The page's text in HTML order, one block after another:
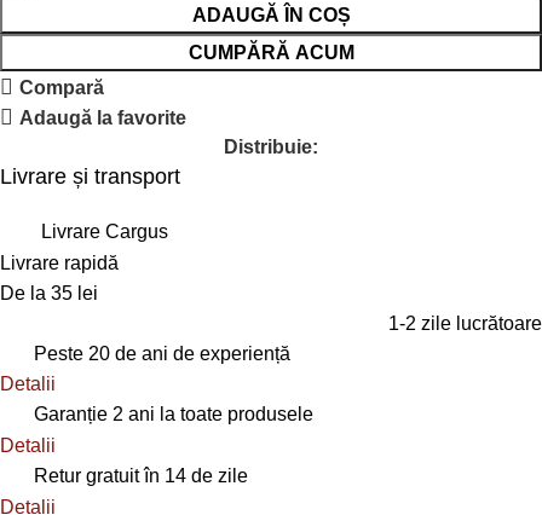
ADAUGĂ ÎN COȘ
CUMPĂRĂ ACUM
Compară
Adaugă la favorite
Distribuie:
Livrare și transport
Livrare Cargus
Livrare rapidă
De la 35 lei
1-2 zile lucrătoare
Peste 20 de ani de experiență
Detalii
Garanție 2 ani la toate produsele
Detalii
Retur gratuit în 14 de zile
Detalii